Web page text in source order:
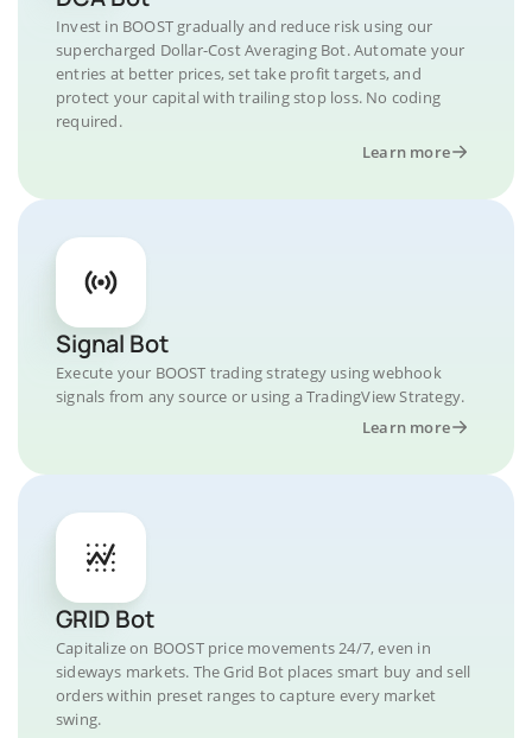
Invest in BOOST gradually and reduce risk using our
supercharged Dollar-Cost Averaging Bot. Automate your
entries at better prices, set take profit targets, and
protect your capital with trailing stop loss. No coding
required.
Learn more
Signal Bot
Execute your BOOST trading strategy using webhook
signals from any source or using a TradingView Strategy.
Learn more
GRID Bot
Capitalize on BOOST price movements 24/7, even in
sideways markets. The Grid Bot places smart buy and sell
orders within preset ranges to capture every market
swing.